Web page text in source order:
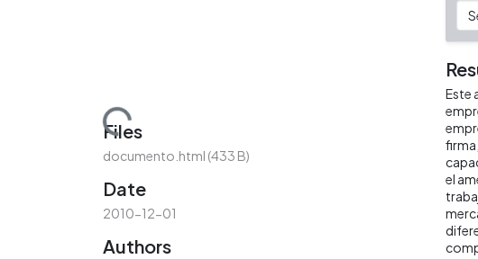
Loading...
Files
documento.html (433 B)
Date
2010-12-01
Authors
Este
el